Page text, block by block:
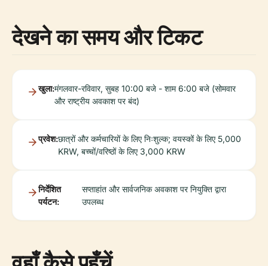
देखने का समय और टिकट
खुला:मंगलवार-रविवार, सुबह 10:00 बजे - शाम 6:00 बजे (सोमवार
और राष्ट्रीय अवकाश पर बंद)
प्रवेश:छात्रों और कर्मचारियों के लिए निःशुल्क; वयस्कों के लिए 5,000
KRW, बच्चों/वरिष्ठों के लिए 3,000 KRW
निर्देशित
पर्यटन:
सप्ताहांत और सार्वजनिक अवकाश पर नियुक्ति द्वारा
उपलब्ध